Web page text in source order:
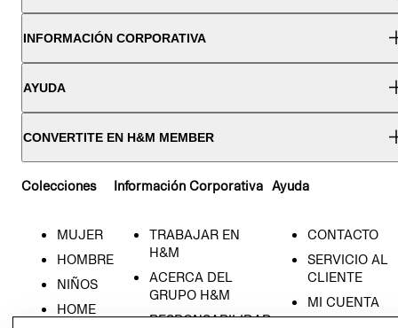
INFORMACIÓN CORPORATIVA
AYUDA
CONVERTITE EN H&M MEMBER
Colecciones
MUJER
HOMBRE
NIÑOS
HOME
Información Corporativa
TRABAJAR EN
H&M
ACERCA DEL
GRUPO H&M
RESPONSABILIDAD
Ayuda
CONTACTO
SERVICIO AL
CLIENTE
MI CUENTA